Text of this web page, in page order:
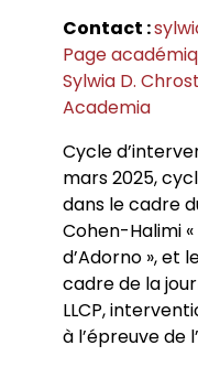
Contact :
Page
Sylwia D.
Academia
Cycle
mars 2025,
dans le cadre
Cohen-Halimi
d’Adorno », et
cadre de la
LLCP,
à l’épreuve de